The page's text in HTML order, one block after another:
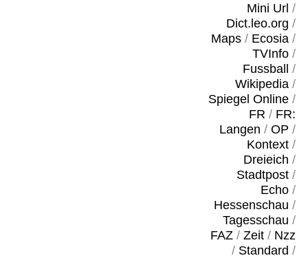
Mini Url /
Dict.leo.org /
Maps/ Ecosia/
TVInfo/
Fussball
/
Wikipedia/
Spiegel Online/
FR / FR:
Langen / OP /
Kontext/
Dreieich /
Stadtpost/
Echo/
Hessenschau /
Tagesschau /
FAZ/ Zeit/ Nzz
/ Standard /